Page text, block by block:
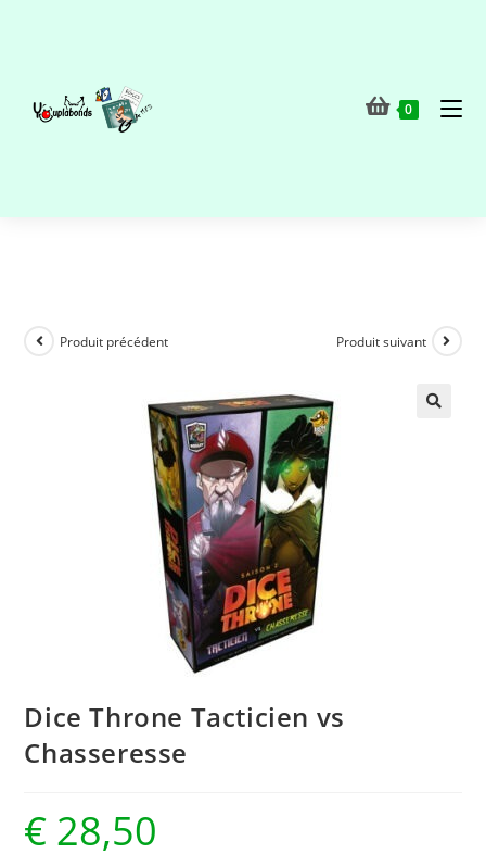
0
Produit précédent Produit suivant
Dice Throne Tacticien vs
Chasseresse
€ 28,50